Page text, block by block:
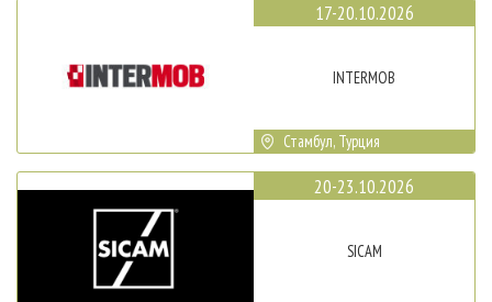
17-20.10.2026
INTERMOB
Стамбул, Турция
20-23.10.2026
SICAM